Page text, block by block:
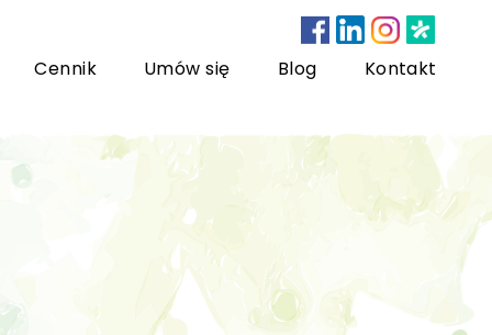
Cennik Umów się Blog Kontakt
bariatryczne
dzieci i młodzieży